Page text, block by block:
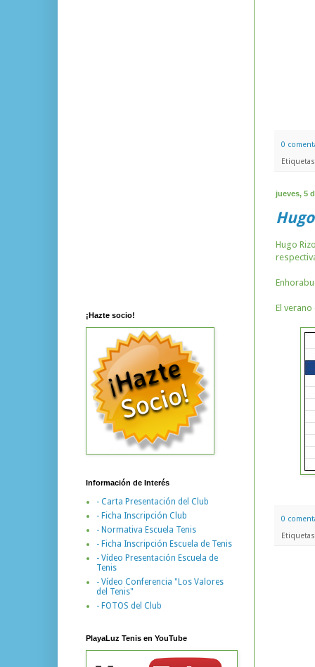
0
jueves, 5
Hugo
El
0
¡Hazte socio!
Información de Interés
- Carta Presentación del Club
- Ficha Inscripción Club
- Normativa Escuela Tenis
- Ficha Inscripción Escuela de Tenis
- Vídeo Presentación Escuela de
Tenis
- Vídeo Conferencia "Los Valores
del Tenis"
- FOTOS del Club
PlayaLuz Tenis en YouTube